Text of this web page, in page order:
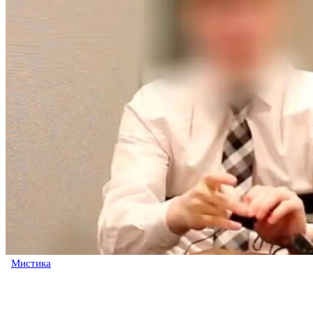
Мистика